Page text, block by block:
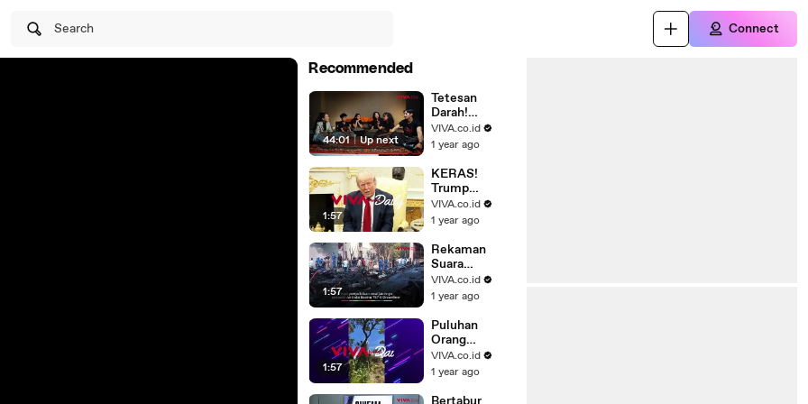
Search Connect
Recommended
44:01 | Up next
Tetesan
Darah!
Pengalaman
Mistis Para
Kitab Sijjin
VIVA.co.id
1 year ago
1:57
KERAS!
Trump
Ultimatum
Rusia Agar
Perang,
Ancamannya
VIVA.co.id
1 year ago
1:57
Rekaman
Suara
Jatuhnya
Pesawat Air
Pilot?
VIVA.co.id
1 year ago
1:57
Puluhan
Orang
Berjubah
Putih Putari
Lawu
VIVA.co.id
1 year ago